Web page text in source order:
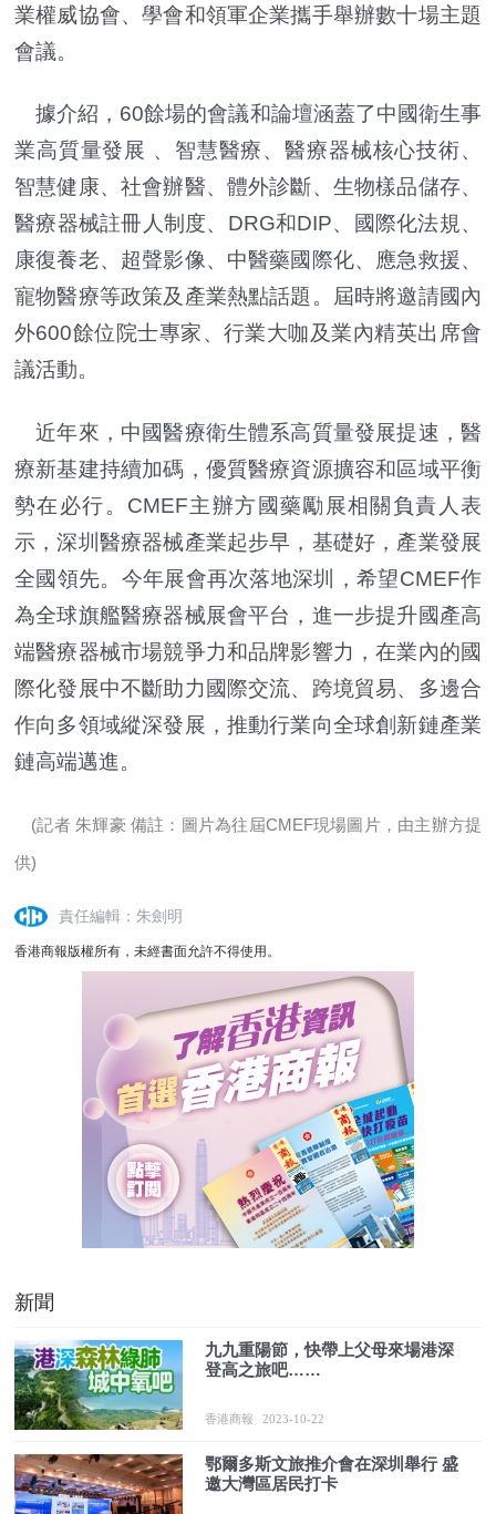
業權威協會、學會和領軍企業攜手舉辦數十場主題
會議。
據介紹，60餘場的會議和論壇涵蓋了中國衛生事
業高質量發展 、智慧醫療、醫療器械核心技術、
智慧健康、社會辦醫、體外診斷、生物樣品儲存、
醫療器械註冊人制度、DRG和DIP、國際化法規、
康復養老、超聲影像、中醫藥國際化、應急救援、
寵物醫療等政策及產業熱點話題。屆時將邀請國內
外600餘位院士專家、行業大咖及業內精英出席會
議活動。
近年來，中國醫療衛生體系高質量發展提速，醫
療新基建持續加碼，優質醫療資源擴容和區域平衡
勢在必行。CMEF主辦方國藥勵展相關負責人表
示，深圳醫療器械產業起步早，基礎好，產業發展
全國領先。今年展會再次落地深圳，希望CMEF作
為全球旗艦醫療器械展會平台，進一步提升國產高
端醫療器械市場競爭力和品牌影響力，在業內的國
際化發展中不斷助力國際交流、跨境貿易、多邊合
作向多領域縱深發展，推動行業向全球創新鏈產業
鏈高端邁進。
(記者 朱輝豪 備註：圖片為往屆CMEF現場圖片，由主辦方提
供)
責任編輯：朱劍明
香港商報版權所有，未經書面允許不得使用。
新聞
九九重陽節，快帶上父母來場港深
登高之旅吧……
香港商報 2023-10-22
鄂爾多斯文旅推介會在深圳舉行 盛
邀大灣區居民打卡